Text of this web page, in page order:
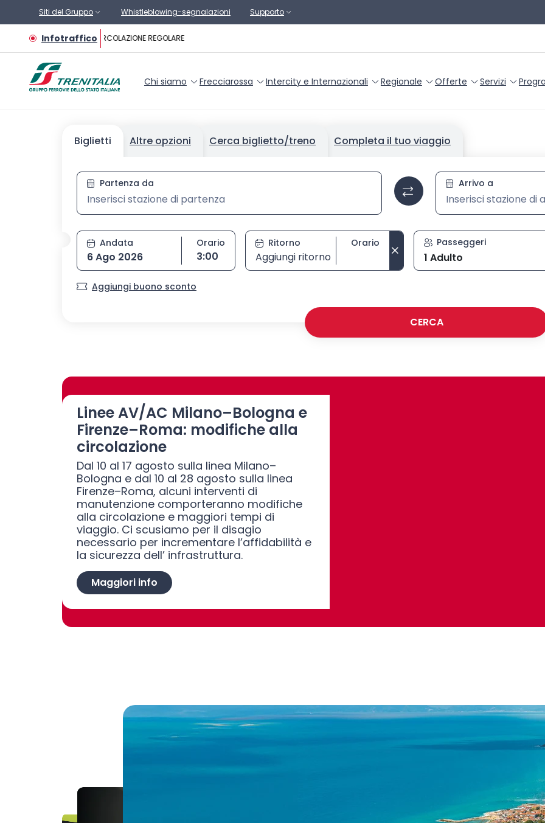
Vai al contenuto principale
Siti del Gruppo Whistleblowing-segnalazioni Supporto
InfotrafficoCIRCOLAZIONE REGOLARE
Chi siamo Frecciarossa Intercity e Internazionali Regionale Offerte Servizi
Biglietti Altre opzioni Cerca biglietto/treno Completa il tuo viaggio
Partenza da Stazione di partenza, digita la stazione poi selezionala dall’elenco con i tasti frecce e
Arrivo a
Andata
6 Ago 2026
Orario
Seleziona orario
3:00
Ritorno
Aggiungi ritorno
Orario
Seleziona orario di ritorno
Passeggeri
1 Adulto
Aggiungi buono sconto
CERCA
Linee AV/AC Milano–Bologna e
Firenze–Roma: modifiche alla
circolazione
Dal 10 al 17 agosto sulla linea Milano–
Bologna e dal 10 al 28 agosto sulla linea
Firenze–Roma, alcuni interventi di
manutenzione comporteranno modifiche
alla circolazione e maggiori tempi di
viaggio. Ci scusiamo per il disagio
necessario per incrementare l’affidabilità e
la sicurezza dell’ infrastruttura.
Maggiori info
carosello immagini